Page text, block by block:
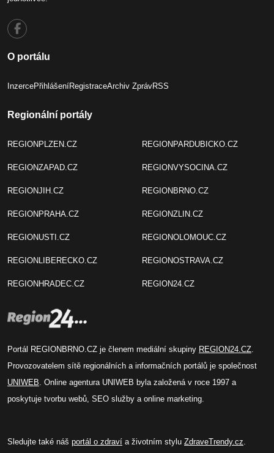
O portálu
InzercePřihlášeníRegistraceArchiv ZprávRSS
Regionální portály
REGIONPLZEN.CZ
REGIONZAPAD.CZ
REGIONJIH.CZ
REGIONPRAHA.CZ
REGIONUSTI.CZ
REGIONLIBERECKO.CZ
REGIONHRADEC.CZ
REGIONPARDUBICKO.CZ
REGIONVYSOCINA.CZ
REGIONBRNO.CZ
REGIONZLIN.CZ
REGIONOLOMOUC.CZ
REGIONOSTRAVA.CZ
REGION24.CZ
Portál REGIONBRNO.CZ je členem mediální skupiny REGION24.CZ.
Provozovatelem sítě regionálních a informačních portálů je společnost
UNIWEB. Online agentura UNIWEB byla založená v roce 1997 a
poskytuje tvorbu webů, SEO služby a online marketing.
Sledujte také náš portál o zdraví a životním stylu ZdraveTrendy.cz.